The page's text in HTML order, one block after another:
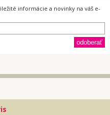
informácie a novinky na váš e-